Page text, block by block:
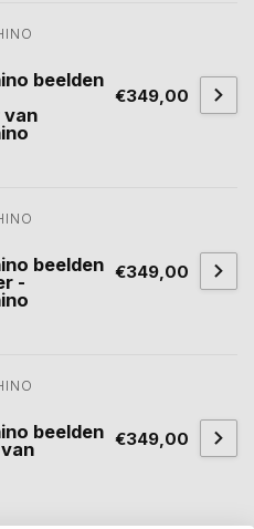
beelden
van
€349,00
beelden
-
€349,00
beelden €349,00